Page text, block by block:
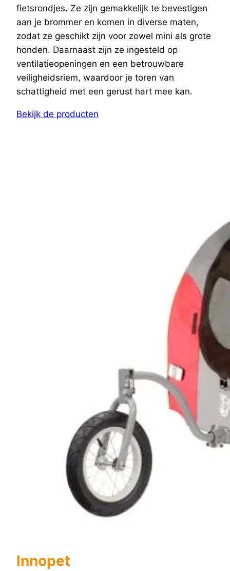
fietsrondjes. Ze zijn gemakkelijk te bevestigen
aan je brommer en komen in diverse maten,
zodat ze geschikt zijn voor zowel mini als grote
honden. Daarnaast zijn ze ingesteld op
ventilatieopeningen en een betrouwbare
veiligheidsriem, waardoor je toren van
schattigheid met een gerust hart mee kan.
Bekijk de producten
Innopet